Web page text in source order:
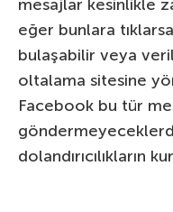
mesajlar kesinlikle
eğer bunlara
bulaşabilir veya
oltalama sitesine
Facebook bu tür
dolandırıcılıkların